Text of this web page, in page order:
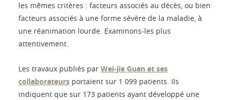
les mêmes critères : facteurs associés au décès, ou bien
facteurs associés à une forme sévère de la maladie, à
une réanimation lourde. Examinons-les plus
attentivement.
Les travaux publiés par Wei-jie Guan et ses
collaborateurs portaient sur 1 099 patients. Ils
indiquent que sur 173 patients ayant développé une